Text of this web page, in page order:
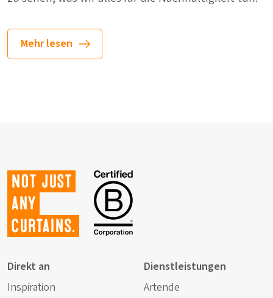
Mehr lesen
Not just
any
curtains.
Direkt an
Inspiration
Dienstleistungen
Artende